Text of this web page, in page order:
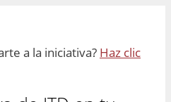
a la iniciativa? Haz clic